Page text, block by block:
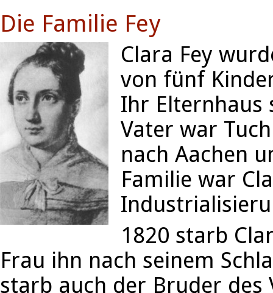
Die Familie Fey
Clara Fey
von fünf
Ihr Elternhaus
Vater war
nach Aachen
Familie war
1820 starb
Frau ihn nach seinem
starb auch der Bruder des